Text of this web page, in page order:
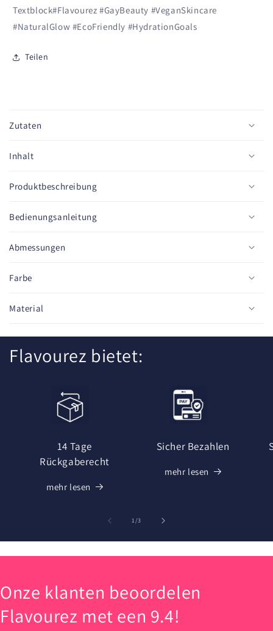
Textblock#Flavourez #GayBeauty #VeganSkincare
#NaturalGlow #EcoFriendly #HydrationGoals
Teilen
n
k
a
p
a
e
I
h
a
Zutaten
Inhalt
Produktbeschreibung
Bedienungsanleitung
Abmessungen
Farbe
Material
Flavourez bietet:
14 Tage
Rückgaberecht
mehr lesen
Sicher Bezahlen
mehr lesen
1/von
3
Onze klanten beoordelen
Flavourez met een 9.4!